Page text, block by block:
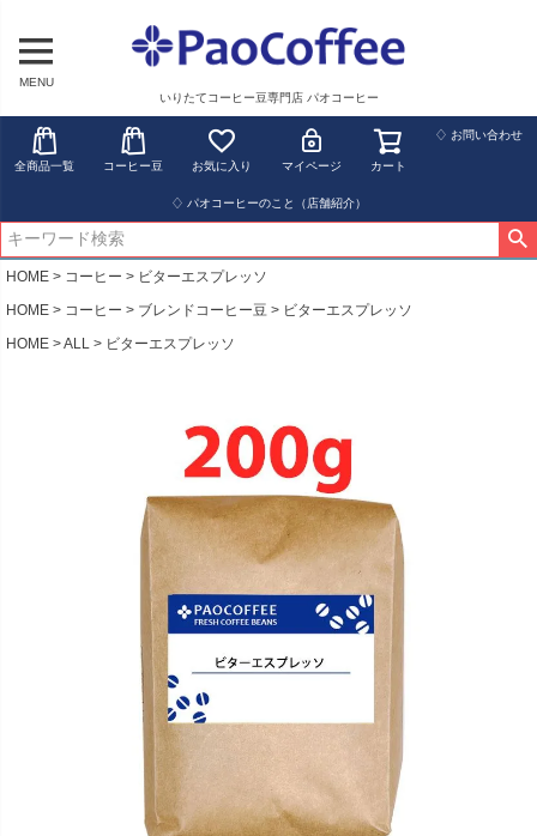
MENU
いりたてコーヒー豆専門店 パオコーヒー
全商品一覧 コーヒー豆 お気に入り マイページ カート
♢ お問い合わせ
♢ パオコーヒーのこと（店舗紹介）
HOME コーヒー
ビターエスプレッソ
HOME
コーヒー ブレンドコーヒー豆
ビターエスプレッソ
HOME
ALL ビターエスプレッソ